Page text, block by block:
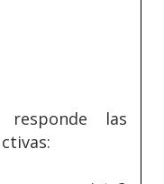
las